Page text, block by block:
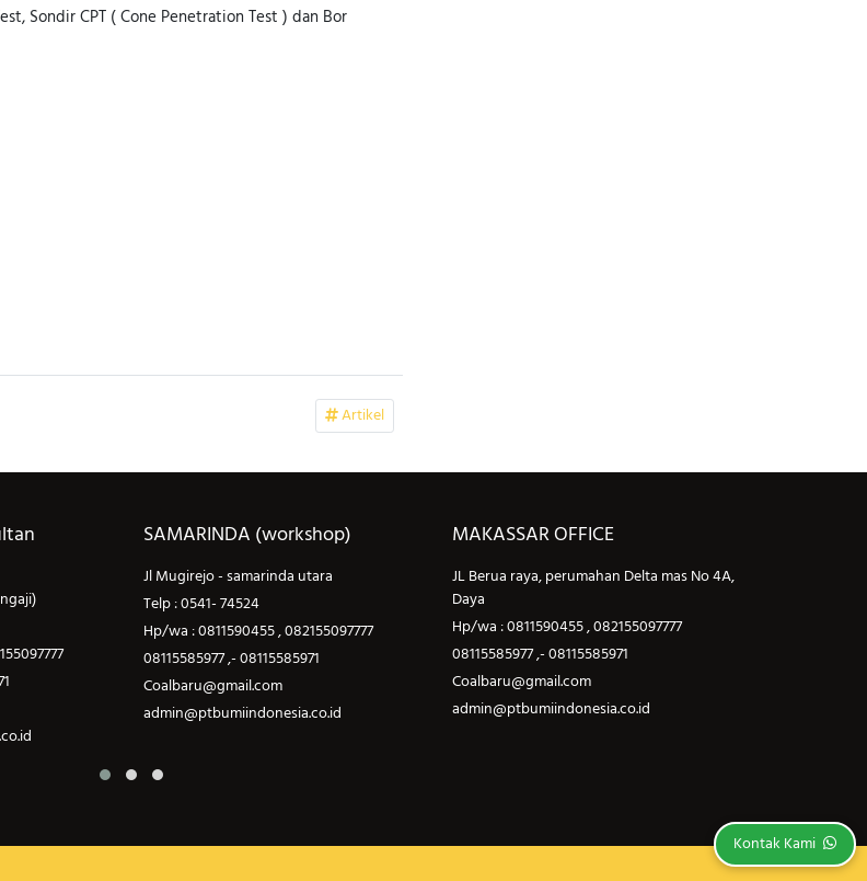
Sondir CPT ( Cone Penetration Test ) dan Bor
Artikel
SAMARINDA (workshop)
Jl Mugirejo - samarinda utara
Telp : 0541- 74524
Hp/wa : 0811590455 , 082155097777
08115585977 ,- 08115585971
Coalbaru@gmail.com
admin@ptbumiindonesia.co.id
MAKASSAR OFFICE
JL Berua raya, perumahan Delta mas No 4A,
Daya
Hp/wa : 0811590455 , 082155097777
08115585977 ,- 08115585971
Coalbaru@gmail.com
admin@ptbumiindonesia.co.id
Kontak Kami